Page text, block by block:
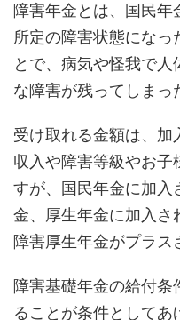
障害年金とは、国民
所定の障害状態になっ
とで、病気や怪我で
な障害が残ってしまっ
受け取れる金額は、加
収入や障害等級やお子
すが、国民年金に加入
金、厚生年金に加入さ
障害厚生年金がプラ
障害基礎年金の給付
ることが条件としてあ